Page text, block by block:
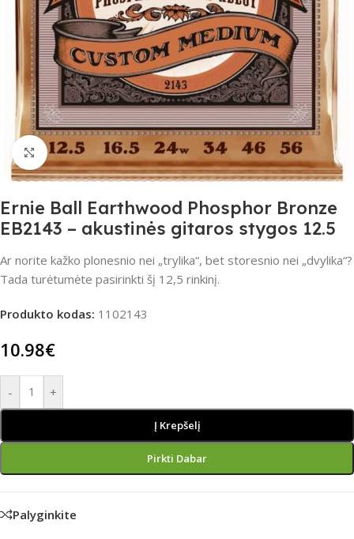
Spustelėkite, jei norite padidinti
Ernie Ball Earthwood Phosphor Bronze
EB2143 – akustinės gitaros stygos 12.5
Ar norite kažko plonesnio nei „trylika“, bet storesnio nei „dvylika“?
Tada turėtumėte pasirinkti šį 12,5 rinkinį.
Produkto kodas: 1102143
10.98€
- +
Į Krepšelį
Pirkti Dabar
Palyginkite